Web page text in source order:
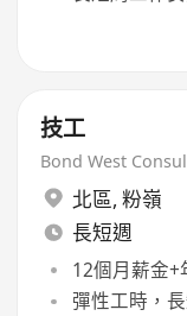
技工
Bond West
北區, 粉嶺
長短週
12個月薪金
彈性工時，